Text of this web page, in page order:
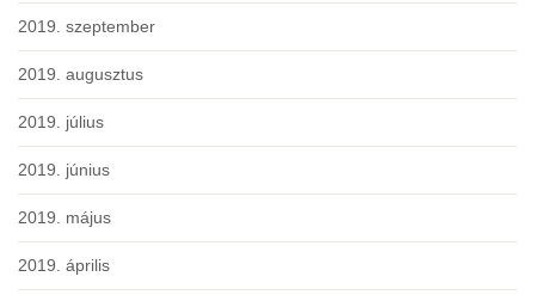
2019. szeptember
2019. augusztus
2019. július
2019. június
2019. május
2019. április